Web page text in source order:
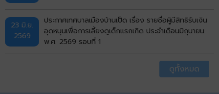
23 มิ.ย.
2569
ประกาศเทศบาลเมืองบ้านเป็ด เรื่อง รายชื่อผู้มีสิทธิรับเงิน
อุดหนุนเพื่อการเลี้ยงดูเด็กแรกเกิด ประจำเดือนมิถุนายน
พ.ศ. 2569 รอบที่ 1
ดูทั้งหมด